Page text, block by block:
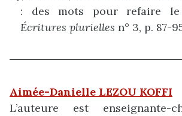
: des mots pour refaire
Écritures plurielles n° 3, p. 87-
Aimée-Danielle LEZOU KOFFI
L’auteure est enseignante-